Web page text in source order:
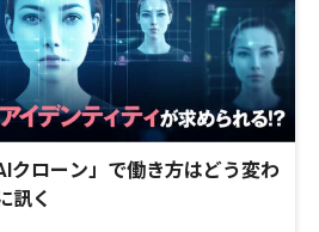
クローン」で働き方はどう変わ
訊く